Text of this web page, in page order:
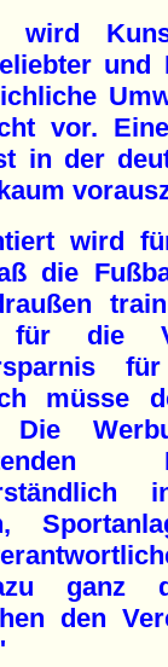
wird
und
vor.
in der
wird
die
für die
müsse
Die
ganz
den